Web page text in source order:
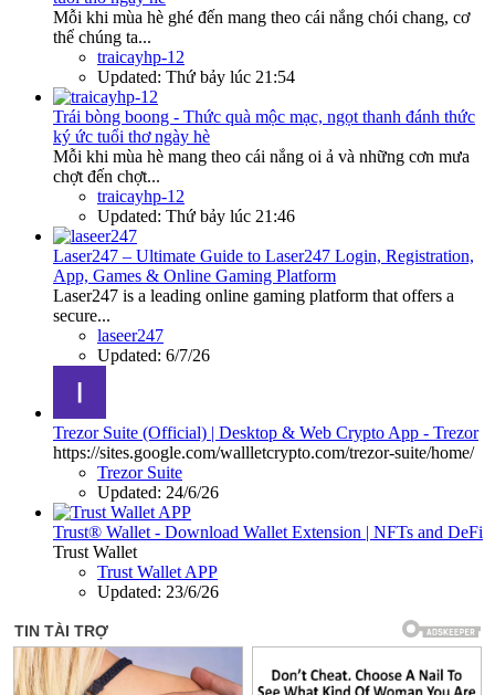
Mỗi khi mùa hè ghé đến mang theo cái nắng chói chang, cơ
thể chúng ta...
traicayhp-12
Updated: Thứ bảy lúc 21:54
Trái bòng boong - Thức quà mộc mạc, ngọt thanh đánh thức
ký ức tuổi thơ ngày hè
Mỗi khi mùa hè mang theo cái nắng oi ả và những cơn mưa
chợt đến chợt...
traicayhp-12
Updated: Thứ bảy lúc 21:46
Laser247 – Ultimate Guide to Laser247 Login, Registration,
App, Games & Online Gaming Platform
Laser247 is a leading online gaming platform that offers a
secure...
laseer247
Updated: 6/7/26
Trezor Suite (Official) | Desktop & Web Crypto App - Trezor
https://sites.google.com/wallletcrypto.com/trezor-suite/home/
Trezor Suite
Updated: 24/6/26
Trust® Wallet - Download Wallet Extension | NFTs and DeFi
Trust Wallet
Trust Wallet APP
Updated: 23/6/26